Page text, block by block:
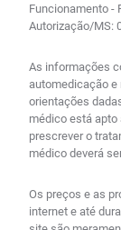
Funcionamento -
Autorização/MS:
As informações
automedicação e
orientações
médico está apto
prescrever o
médico deverá
Os preços e as
internet e até